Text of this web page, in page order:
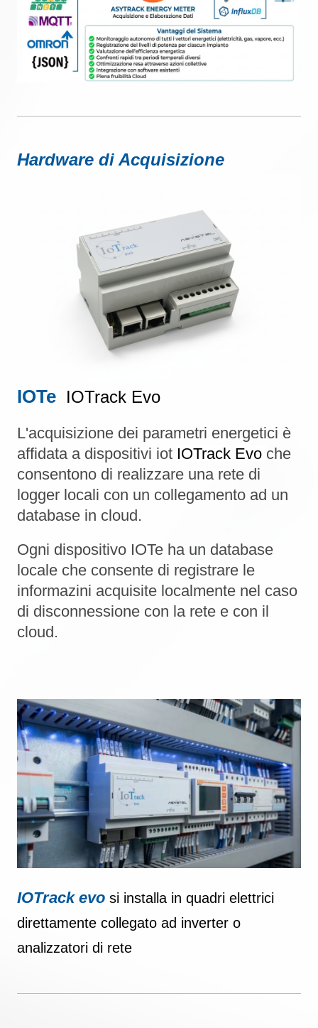
Hardware di Acquisizione
IOTe IOTrack Evo
L'acquisizione dei parametri energetici è
affidata a dispositivi iot IOTrack Evo che
consentono di realizzare una rete di
logger locali con un collegamento ad un
database in cloud.
Ogni dispositivo IOTe ha un database
locale che consente di registrare le
informazini acquisite localmente nel caso
di disconnessione con la rete e con il
cloud.
IOTrack evo si installa in quadri elettrici
direttamente collegato ad inverter o
analizzatori di rete